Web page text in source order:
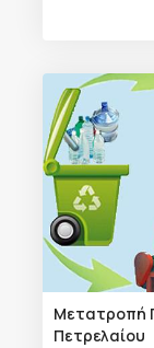
Μετατροπή
Πετρελαίου